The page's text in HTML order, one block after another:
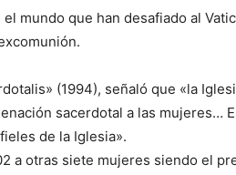
mundo que han desafiado al
(1994), señaló que «la
sacerdotal a las mujeres…
de la Iglesia».
a otras siete mujeres siendo el